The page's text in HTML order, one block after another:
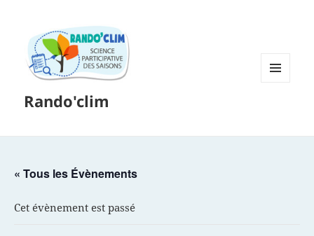
Rando'clim
« Tous les Évènements
Cet évènement est passé